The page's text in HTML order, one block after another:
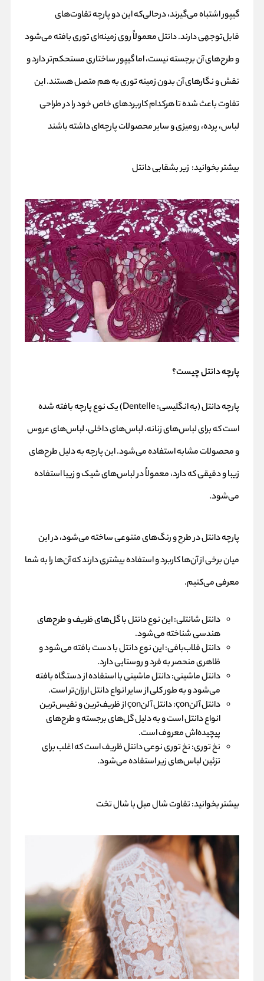
گیپور اشتباه می‌گیرند، درحالی‌که این دو پارچه تفاوت‌های
قابل‌توجهی دارند. دانتل معمولاً روی زمینه‌ای توری بافته می‌شود
و طرح‌های آن برجسته نیست، اما گیپور ساختاری مستحکم‌تر دارد و
نقش و نگارهای آن بدون زمینه توری به هم متصل هستند. این
تفاوت باعث شده تا هرکدام کاربردهای خاص خود را در طراحی
لباس، پرده، رومیزی و سایر محصولات پارچه‌ای داشته باشند
بیشتر بخوانید: زیر بشقابی دانتل
پارچه دانتل چیست؟
پارچه دانتل (به انگلیسی: Dentelle) یک نوع پارچه بافته شده
است که برای لباس‌های زنانه، لباس‌های داخلی، لباس‌های عروس
و محصولات مشابه استفاده می‌شود. این پارچه به دلیل طرح‌های
زیبا و دقیقی که دارد، معمولاً در لباس‌های شیک و زیبا استفاده
می‌شود.
پارچه دانتل در طرح و رنگ‌های متنوعی ساخته می‌شود، در این
میان برخی از آن‌ها کاربرد و استفاده بیشتری دارند که آن‌ها را به شما
معرفی می‌کنیم.
دانتل شانتلی: این نوع دانتل با گل‌های ظریف و طرح‌های
هندسی شناخته می‌شود.
دانتل قلاب‌بافی: این نوع دانتل با دست بافته می‌شود و
ظاهری منحصر به فرد و روستایی دارد.
دانتل ماشینی: دانتل ماشینی با استفاده از دستگاه بافته
می‌شود و به طور کلی از سایر انواع دانتل ارزان‌تر است.
دانتل آلنçon: دانتل آلنçon از ظریف‌ترین و نفیس‌ترین
انواع دانتل است و به دلیل گل‌های برجسته و طرح‌های
پیچیده‌اش معروف است.
نخ توری: نخ توری نوعی دانتل ظریف است که اغلب برای
تزئین لباس‌های زیر استفاده می‌شود.
بیشتر بخوانید:تفاوت شال مبل با شال تخت